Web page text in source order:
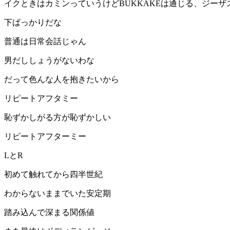
イクときはカミンっていうけどBUKKAKEは通じる、ジーザ
下ばっかりだな
普通は日常会話じゃん
男だししょうがないわな
だって色んな人を抱きたいから
リピートアフタミー
恥ずかしがる方が恥ずかしい
リピートアフターミー
LとR
初めて触れてから四半世紀
わからないままでいた安定期
踏み込んで深まる関係値